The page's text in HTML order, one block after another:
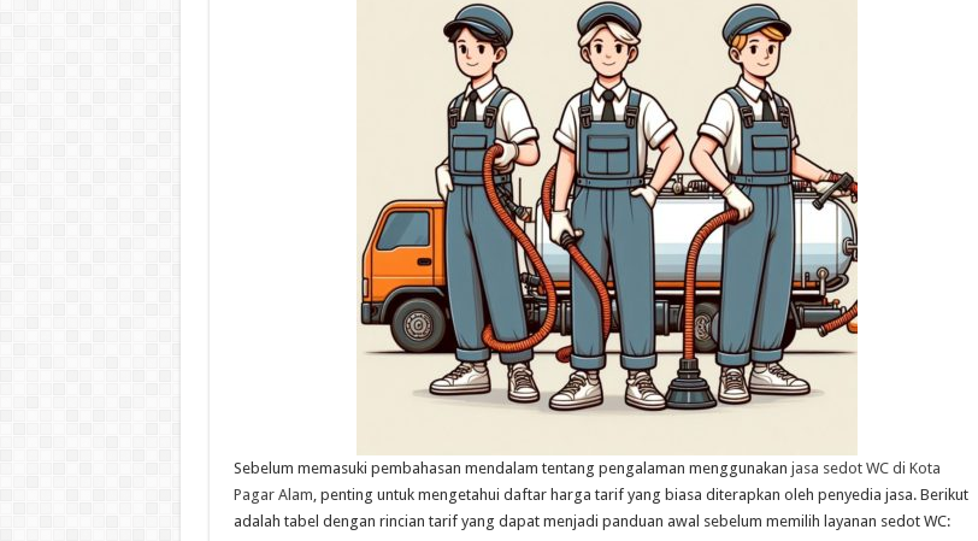
Sebelum memasuki pembahasan mendalam tentang pengalaman menggunakan jasa sedot WC di Kota
Pagar Alam , penting untuk mengetahui daftar harga tarif yang biasa diterapkan oleh penyedia jasa. Berikut
adalah tabel dengan rincian tarif yang dapat menjadi panduan awal sebelum memilih layanan sedot WC: